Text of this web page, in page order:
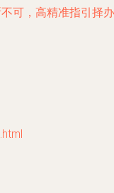
可，高精准指引择办